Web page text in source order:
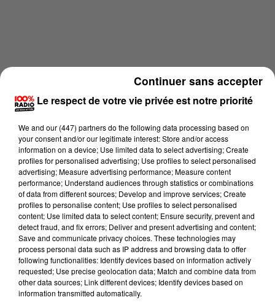
Lecture (4 min 15 sec)
100%
100% Radio les infos du grand Toulouse
Le respect de votre vie privée est notre priorité
We and our (447) partnersdo the following data processing based on
your consent and/or our legitimate interest: Store and/or access
information on a device; Use limited data to select advertising; Create
profiles for personalised advertising; Use profiles to select personalised
advertising; Measure advertising performance; Measure content
performance; Understand audiences through statistics or combinations
of data from different sources; Develop and improve services; Create
profiles to personalise content; Use profiles to select personalised
content; Use limited data to select content; Ensure security, prevent and
detect fraud, and fix errors; Deliver and present advertising and content;
Save and communicate privacy choices. These technologies may
process personal data such as IP address and browsing data to offer
following functionalities: Identify devices based on information actively
requested; Use precise geolocation data; Match and combine data from
other data sources; Link different devices; Identify devices based on
information transmitted automatically.
Continuer sans accepter